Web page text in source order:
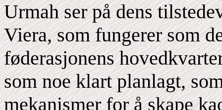
Urmah ser på dens
Viera, som fungerer som
føderasjonens
som noe klart planlagt,
mekanismer for å skape